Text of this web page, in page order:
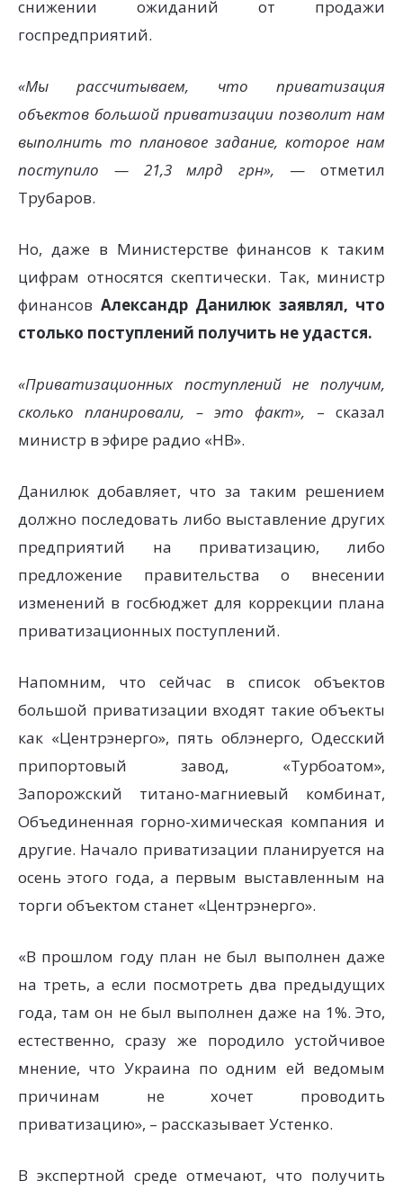
снижении ожиданий от продажи
госпредприятий.
«Мы рассчитываем, что приватизация
объектов большой приватизации позволит нам
выполнить то плановое задание, которое нам
поступило — 21,3 млрд грн», — отметил
Трубаров.
Но, даже в Министерстве финансов к таким
цифрам относятся скептически. Так, министр
финансов Александр Данилюк заявлял, что
столько поступлений получить не удастся.
«Приватизационных поступлений не получим,
сколько планировали, – это факт», – сказал
министр в эфире радио «НВ».
Данилюк добавляет, что за таким решением
должно последовать либо выставление других
предприятий на приватизацию, либо
предложение правительства о внесении
изменений в госбюджет для коррекции плана
приватизационных поступлений.
Напомним, что сейчас в список объектов
большой приватизации входят такие объекты
как «Центрэнерго», пять облэнерго, Одесский
припортовый завод, «Турбоатом»,
Запорожский титано-магниевый комбинат,
Объединенная горно-химическая компания и
другие. Начало приватизации планируется на
осень этого года, а первым выставленным на
торги объектом станет «Центрэнерго».
«В прошлом году план не был выполнен даже
на треть, а если посмотреть два предыдущих
года, там он не был выполнен даже на 1%. Это,
естественно, сразу же породило устойчивое
мнение, что Украина по одним ей ведомым
причинам не хочет проводить
приватизацию», – рассказывает Устенко.
В экспертной среде отмечают, что получить